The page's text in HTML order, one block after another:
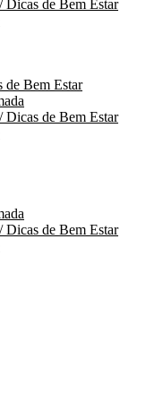
Dicas de Bem Estar
de Bem Estar
Dicas de Bem Estar
Dicas de Bem Estar